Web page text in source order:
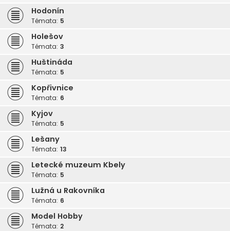
Hodonín
Témata: 5
Holešov
Témata: 3
Huštináda
Témata: 5
Kopřivnice
Témata: 6
Kyjov
Témata: 5
Lešany
Témata: 13
Letecké muzeum Kbely
Témata: 5
Lužná u Rakovníka
Témata: 6
Model Hobby
Témata: 2